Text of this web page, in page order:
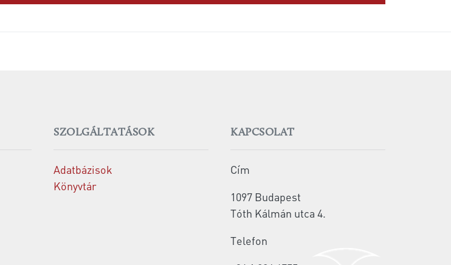
SZOLGÁLTATÁSOK
Adatbázisok
Könyvtár
KAPCSOLAT
Cím
1097 Budapest
Tóth Kálmán utca 4.
Telefon